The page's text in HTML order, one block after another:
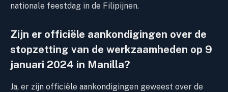
nationale feestdag in de Filipijnen.
Zijn er officiële aankondigingen over de
stopzetting van de werkzaamheden op 9
januari 2024 in Manilla?
Ja, er zijn officiële aankondigingen geweest over de